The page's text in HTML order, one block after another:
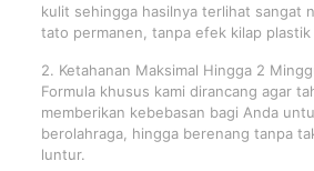
kulit sehingga hasilnya terlihat sangat
tato permanen, tanpa efek kilap
2. Ketahanan Maksimal Hingga 2
Formula khusus kami dirancang agar
memberikan kebebasan bagi Anda
berolahraga, hingga berenang tanpa
luntur.